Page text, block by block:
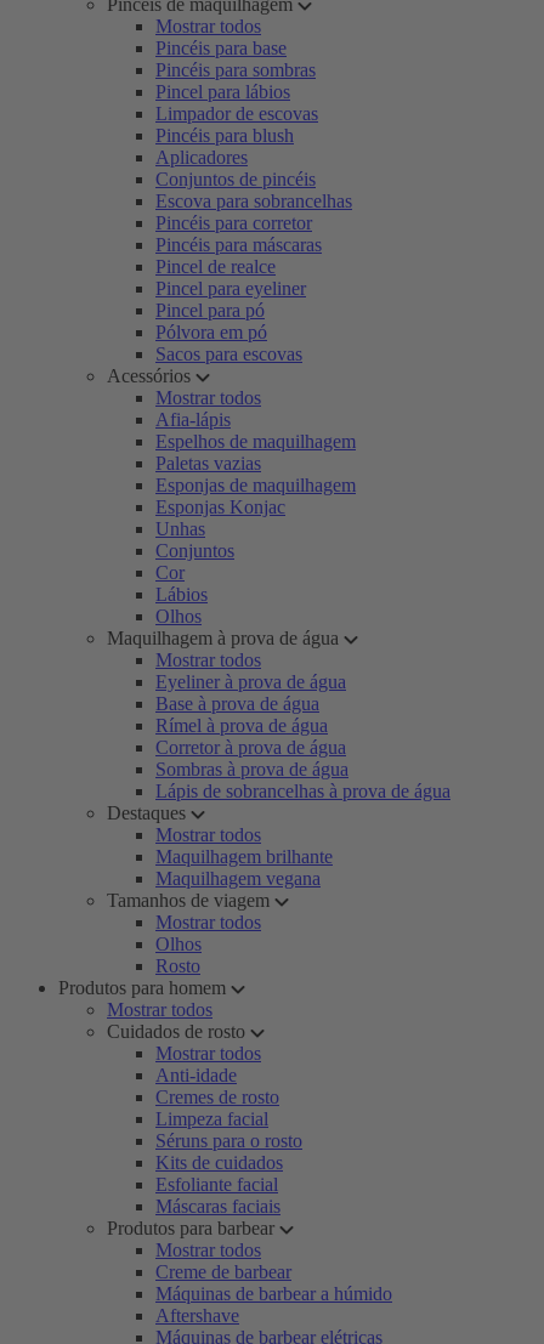
Pincéis de maquilhagem
Mostrar todos
Pincéis para base
Pincéis para sombras
Pincel para lábios
Limpador de escovas
Pincéis para blush
Aplicadores
Conjuntos de pincéis
Escova para sobrancelhas
Pincéis para corretor
Pincéis para máscaras
Pincel de realce
Pincel para eyeliner
Pincel para pó
Pólvora em pó
Sacos para escovas
Acessórios
Mostrar todos
Afia-lápis
Espelhos de maquilhagem
Paletas vazias
Esponjas de maquilhagem
Esponjas Konjac
Unhas
Conjuntos
Cor
Lábios
Olhos
Maquilhagem à prova de água
Mostrar todos
Eyeliner à prova de água
Base à prova de água
Rímel à prova de água
Corretor à prova de água
Sombras à prova de água
Lápis de sobrancelhas à prova de água
Destaques
Mostrar todos
Maquilhagem brilhante
Maquilhagem vegana
Tamanhos de viagem
Mostrar todos
Olhos
Rosto
Produtos para homem
Mostrar todos
Cuidados de rosto
Mostrar todos
Anti-idade
Cremes de rosto
Limpeza facial
Séruns para o rosto
Kits de cuidados
Esfoliante facial
Máscaras faciais
Produtos para barbear
Mostrar todos
Creme de barbear
Máquinas de barbear a húmido
Aftershave
Máquinas de barbear elétricas